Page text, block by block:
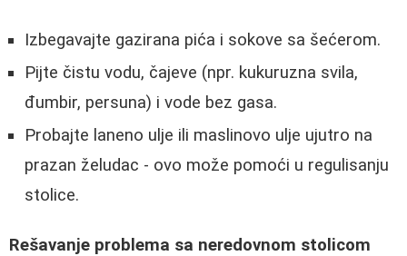
Izbegavajte gazirana pića i sokove sa šećerom.
Pijte čistu vodu, čajeve (npr. kukuruzna svila,
đumbir, persuna) i vode bez gasa.
Probajte laneno ulje ili maslinovo ulje ujutro na
prazan želudac - ovo može pomoći u regulisanju
stolice.
Rešavanje problema sa neredovnom stolicom